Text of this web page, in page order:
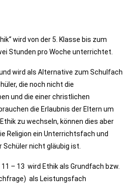
wird von der 5. Klasse bis zum
Stunden pro Woche unterrichtet.
wird als Alternative zum Schulfach
die noch nicht die
und die einer christlichen
die Erlaubnis der Eltern um
zu wechseln, können dies aber
Religion ein Unterrichtsfach und
nicht gläubig ist.
– 13 wird Ethik als Grundfach bzw.
als Leistungsfach